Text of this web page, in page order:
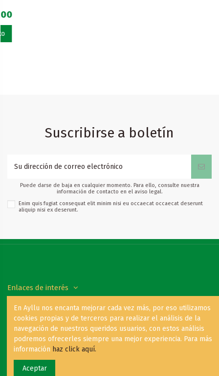
Suscribirse a boletín
Puede darse de baja en cualquier momento. Para ello, consulte nuestra
información de contacto en el aviso legal.
Enim quis fugiat consequat elit minim nisi eu occaecat occaecat deserunt
aliquip nisi ex deserunt.
Enlaces de interés
Contáctanos
Copyright © 2021 Ayllu Hilos y Piedras - By:
En Ayllu nos encanta mejorar cada vez más, por eso utilizamos
cookies propias y de terceros para realizar el análisis de la
navegación de nuestros queridos usuarios, con estos análisis
podremos ofrecerles siempre una mejor experiencia. Para más
información haz click aquí.
Aceptar